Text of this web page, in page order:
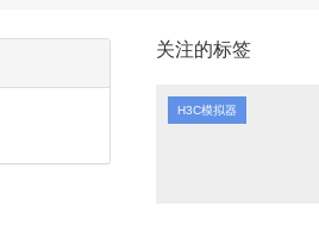
关注的标签
H3C模拟器